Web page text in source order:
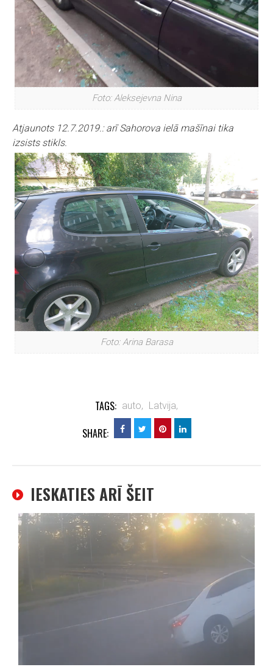
Foto: Aleksejevna Nina
Atjaunots 12.7.2019.: arī Sahorova ielā mašīnai tika
izsists stikls.
Foto: Arina Barasa
TAGS: auto, Latvija,
SHARE:
IESKATIES ARĪ ŠEIT